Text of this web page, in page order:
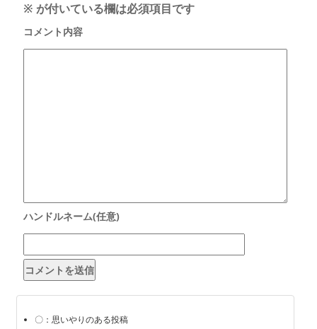
※ が付いている欄は必須項目です
〇：思いやりのある投稿